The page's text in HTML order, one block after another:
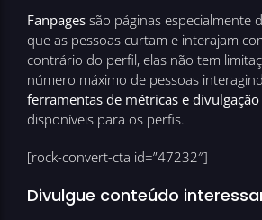
Fanpages são páginas especialmente
que as pessoas curtam e interajam
contrário do perfil, elas não tem
número máximo de pessoas
ferramentas de métricas e divulgação
disponíveis para os perfis.
[rock-convert-cta id=”47232″]
Divulgue conteúdo